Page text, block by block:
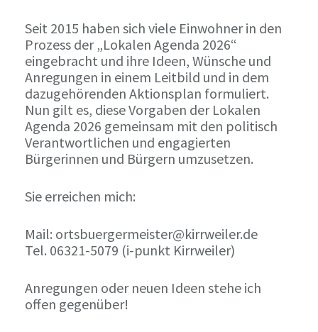
Seit 2015 haben sich viele Einwohner in den
Prozess der „Lokalen Agenda 2026“
eingebracht und ihre Ideen, Wünsche und
Anregungen in einem Leitbild und in dem
dazugehörenden Aktionsplan formuliert.
Nun gilt es, diese Vorgaben der Lokalen
Agenda 2026 gemeinsam mit den politisch
Verantwortlichen und engagierten
Bürgerinnen und Bürgern umzusetzen.
Sie erreichen mich:
Mail: ortsbuergermeister@kirrweiler.de
Tel. 06321-5079 (i-punkt Kirrweiler)
Anregungen oder neuen Ideen stehe ich
offen gegenüber!